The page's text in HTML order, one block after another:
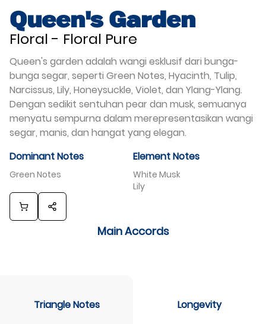
Queen's Garden
Floral - Floral Pure
Queen's garden adalah wangi esklusif dari bunga-
bunga segar, seperti Green Notes, Hyacinth, Tulip,
Narcissus, Lily, Honeysuckle, Violet, dan Ylang-Ylang.
Dengan sedikit sentuhan pear dan musk, semuanya
menyatu sempurna dalam merepresentasikan wangi
segar, manis, dan hangat yang elegan.
Dominant Notes
Green Notes
Element Notes
White Musk
Lily
Main Accords
Triangle Notes Longevity